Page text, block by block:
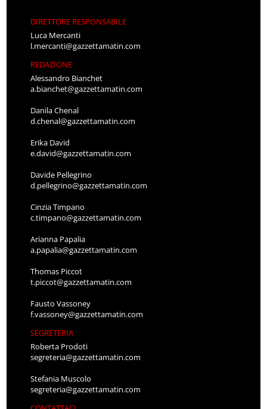
DIRETTORE RESPONSABILE
Luca Mercanti
l.mercanti@gazzettamatin.com
REDAZIONE
Alessandro Bianchet
a.bianchet@gazzettamatin.com
Danila Chenal
d.chenal@gazzettamatin.com
Erika David
e.david@gazzettamatin.com
Davide Pellegrino
d.pellegrino@gazzettamatin.com
Cinzia Timpano
c.timpano@gazzettamatin.com
Arianna Papalia
a.papalia@gazzettamatin.com
Thomas Piccot
t.piccot@gazzettamatin.com
Fausto Vassoney
f.vassoney@gazzettamatin.com
SEGRETERIA
Roberta Prodoti
segreteria@gazzettamatin.com
Stefania Muscolo
segreteria@gazzettamatin.com